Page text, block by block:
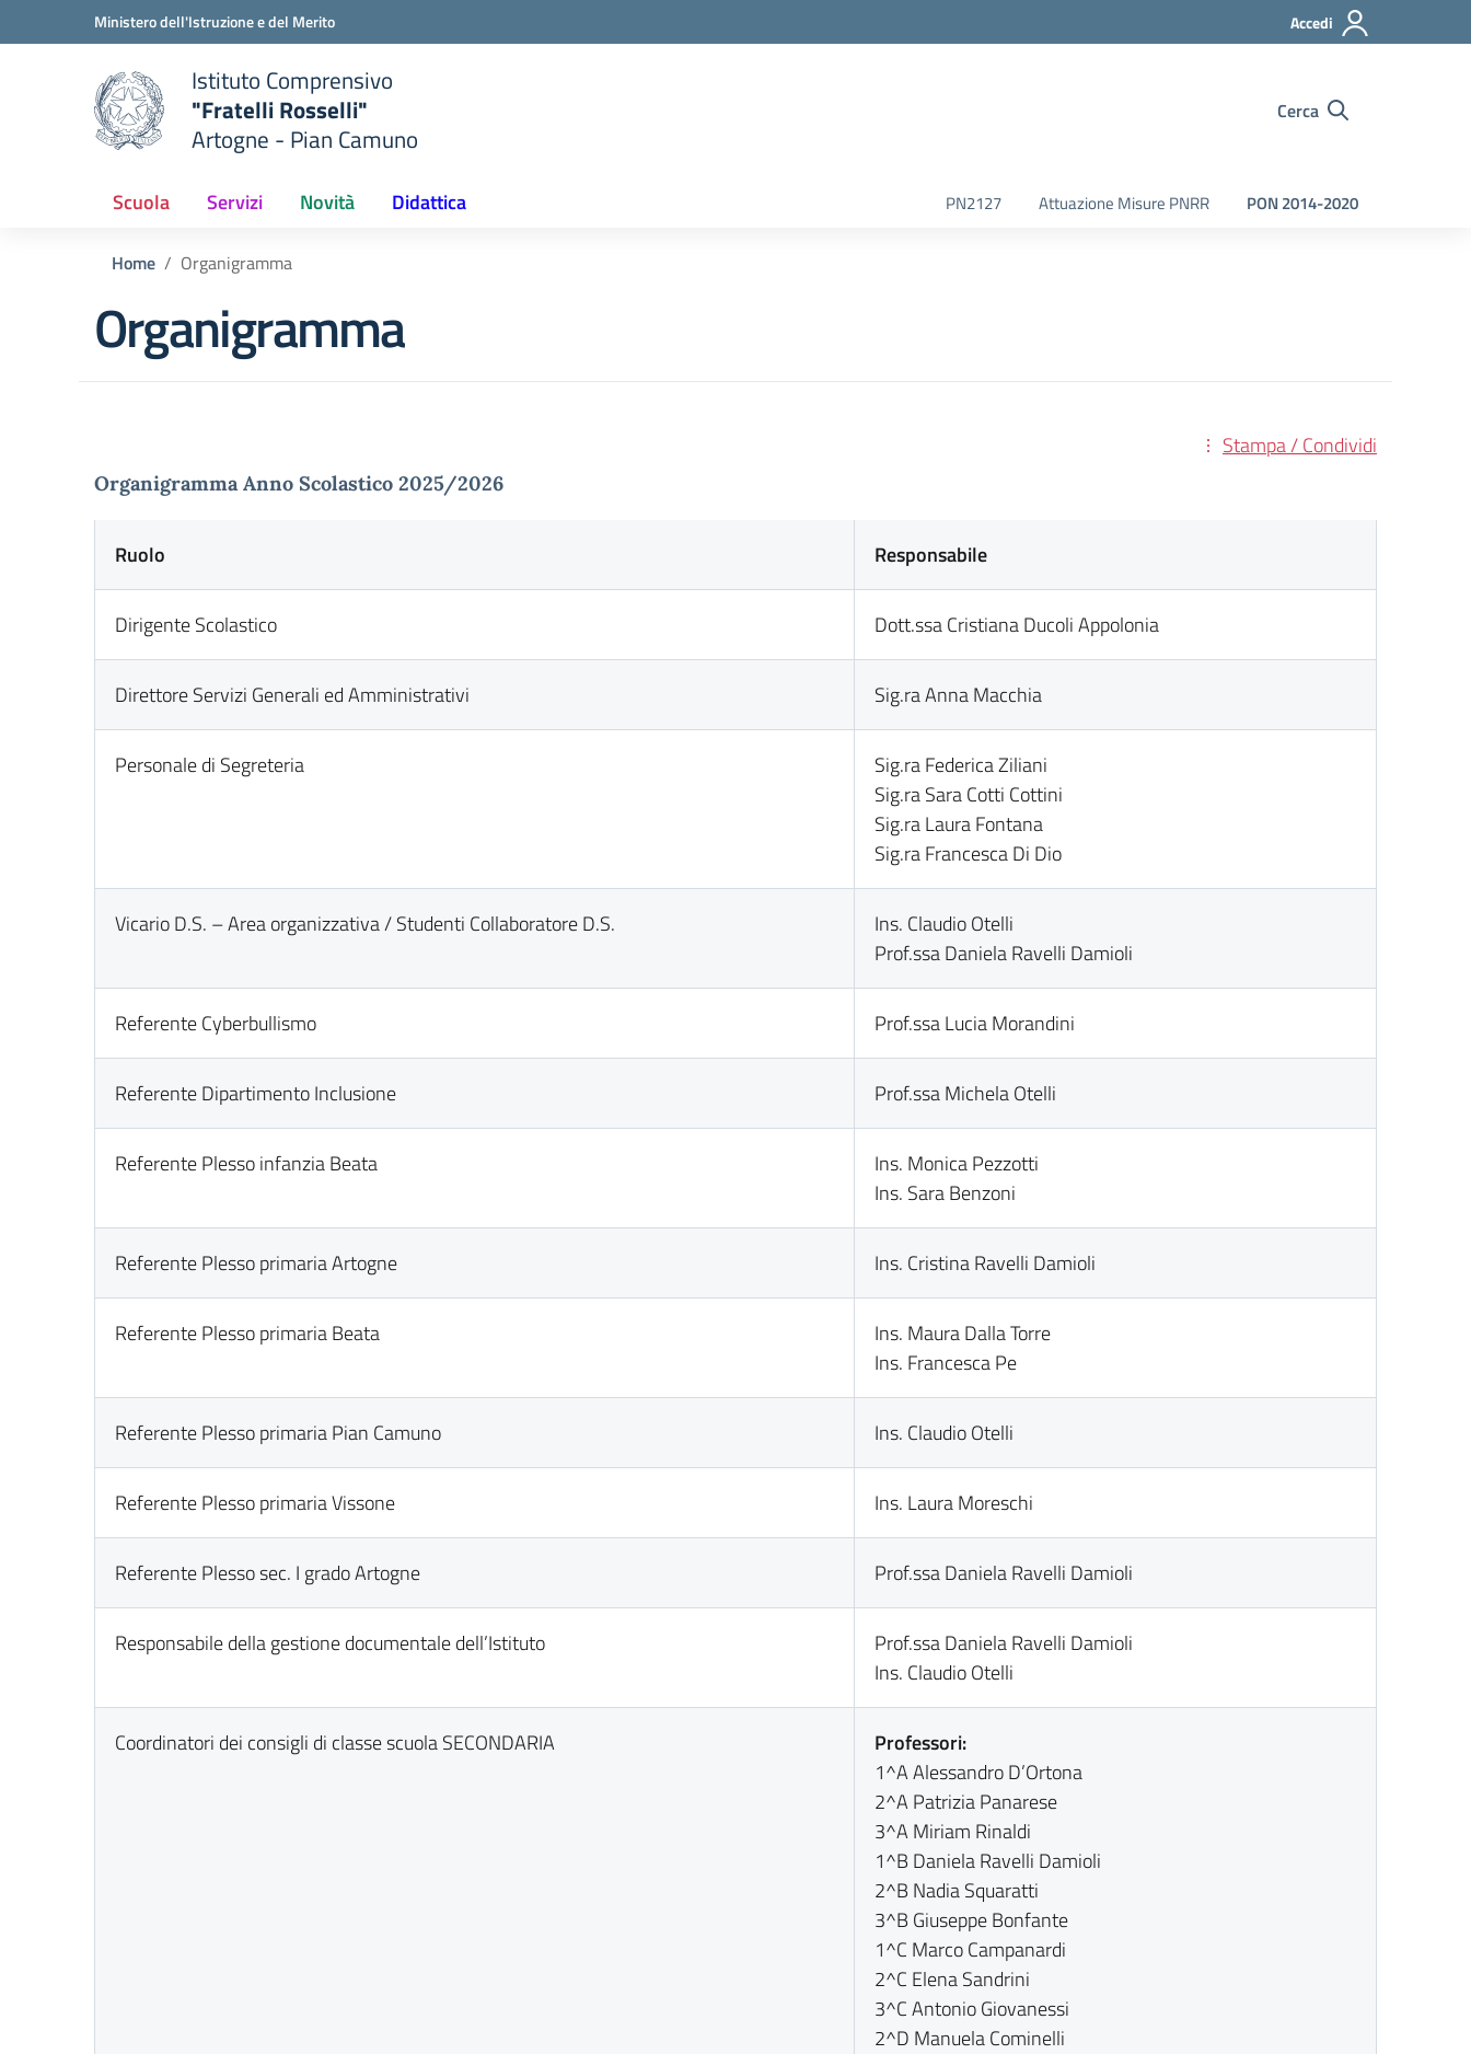
Vai ai contenuti
Vai al menu di navigazioneMinistero dell'Istruzione e del Merito Accedi
scuola
Istituto Comprensivo
"Fratelli Rosselli"
Artogne - Pian Camuno
Cerca
Scuola Servizi Novità Didattica PN2127 Attuazione Misure PNRR PON 2014-2020
Home Organigramma
Organigramma
Stampa / Condividi
Organigramma Anno Scolastico 2025/2026
Ruolo Responsabile
Dirigente Scolastico Dott.ssa Cristiana Ducoli Appolonia
Direttore Servizi Generali ed Amministrativi Sig.ra Anna Macchia
Personale di Segreteria
Sig.ra Federica Ziliani
Sig.ra Sara Cotti Cottini
Sig.ra Laura Fontana
Sig.ra Francesca Di Dio
Vicario D.S. – Area organizzativa / Studenti Collaboratore D.S.
Ins. Claudio Otelli
Prof.ssa Daniela Ravelli Damioli
Referente Cyberbullismo Prof.ssa Lucia Morandini
Referente Dipartimento Inclusione Prof.ssa Michela Otelli
Referente Plesso infanzia Beata
Ins. Monica Pezzotti
Ins. Sara Benzoni
Referente Plesso primaria Artogne Ins. Cristina Ravelli Damioli
Referente Plesso primaria Beata
Ins. Maura Dalla Torre
Ins. Francesca Pe
Referente Plesso primaria Pian Camuno Ins. Claudio Otelli
Referente Plesso primaria Vissone Ins. Laura Moreschi
Referente Plesso sec. I grado Artogne Prof.ssa Daniela Ravelli Damioli
Responsabile della gestione documentale dell’Istituto
Prof.ssa Daniela Ravelli Damioli
Ins. Claudio Otelli
Coordinatori dei consigli di classe scuola SECONDARIA
Professori:
1^A Alessandro D’Ortona
2^A Patrizia Panarese
3^A Miriam Rinaldi
1^B Daniela Ravelli Damioli
2^B Nadia Squaratti
3^B Giuseppe Bonfante
1^C Marco Campanardi
2^C Elena Sandrini
3^C Antonio Giovanessi
2^D Manuela Cominelli